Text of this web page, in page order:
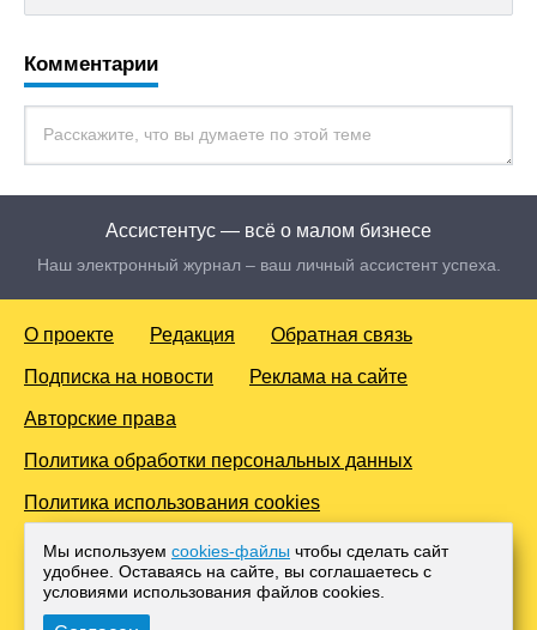
Комментарии
Ассистентус — всё о малом бизнесе
Наш электронный журнал – ваш личный ассистент успеха.
О проекте Редакция Обратная связь
Подписка на новости Реклама на сайте
Авторские права
Политика обработки персональных данных
Политика использования cookies
© 2016-2026 Все права защищены. Для лиц старше 18 лет.
Любое копирование материалов и тиражирование в сети
Интернет, либо печатных изданиях без согласования с
Администрацией проекта, преследуется законом.
Мы используем cookies-файлы чтобы сделать сайт
удобнее. Оставаясь на сайте, вы соглашаетесь с
условиями использования файлов cооkies.